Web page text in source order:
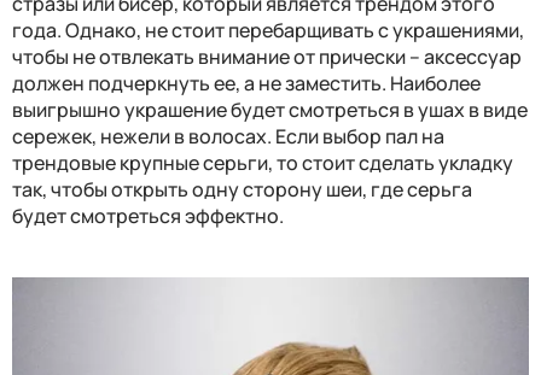
года. Однако, не стоит перебарщивать с украшениями,
чтобы не отвлекать внимание от прически – аксессуар
должен подчеркнуть ее, а не заместить. Наиболее
выигрышно украшение будет смотреться в ушах в виде
сережек, нежели в волосах. Если выбор пал на
трендовые крупные серьги, то стоит сделать укладку
так, чтобы открыть одну сторону шеи, где серьга
будет смотреться эффектно.